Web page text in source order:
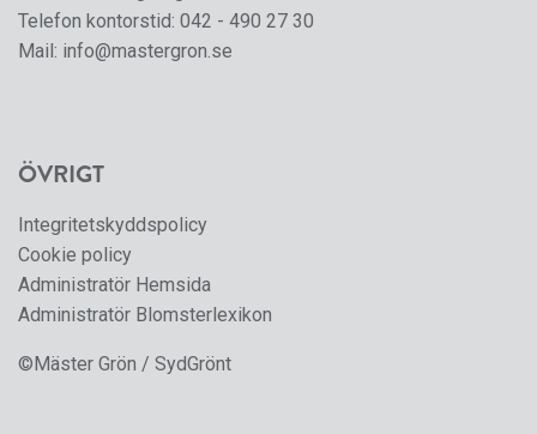
Telefon kontorstid: 042 - 490 27 30
Mail: info@mastergron.se
ÖVRIGT
Integritetskyddspolicy
Cookie policy
Administratör Hemsida
Administratör Blomsterlexikon
©Mäster Grön / SydGrönt